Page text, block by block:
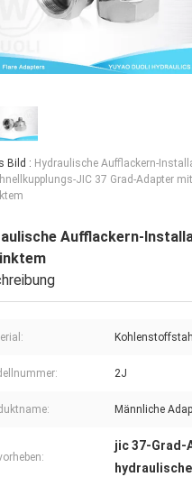
Bild : Hydraulische Aufflackern-
JIC 37 Grad-Adapter
Aufflackern-
Kohlenstoffstahl
2J
Männliche
jic 37-Grad-